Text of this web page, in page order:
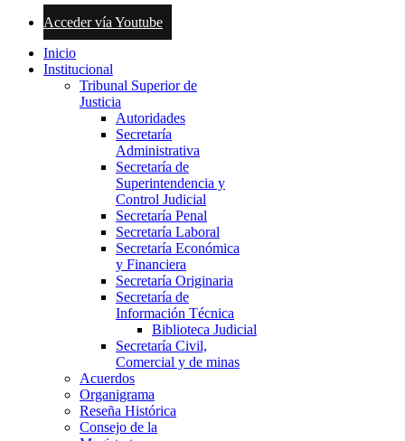
Acceder vía Youtube
Inicio
Institucional
Tribunal Superior de
Justicia
Autoridades
Secretaría
Administrativa
Secretaría de
Superintendencia y
Control Judicial
Secretaría Penal
Secretaría Laboral
Secretaría Económica
y Financiera
Secretaría Originaria
Secretaría de
Información Técnica
Biblioteca Judicial
Secretaría Civil,
Comercial y de minas
Acuerdos
Organigrama
Reseña Histórica
Consejo de la